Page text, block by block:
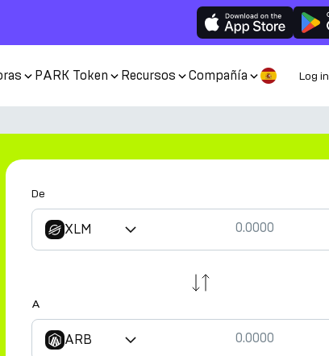
PARK Token Recursos Compañía Log in
De
XLM
A
ARB